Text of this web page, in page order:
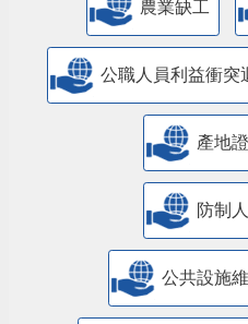
農業缺工
公職人員利益衝突
產地
防制
公共設施